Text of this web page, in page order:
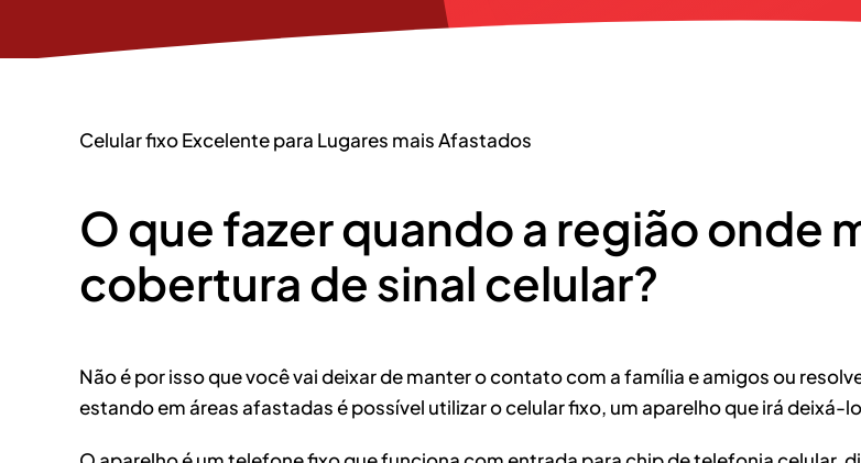
Celular fixo Excelente para Lugares mais Afastados
O que fazer quando a região onde
cobertura de sinal celular?
Não é por isso que você vai deixar de manter o contato com a família e amigos ou
estando em áreas afastadas é possível utilizar o celular fixo, um aparelho que irá deixá-